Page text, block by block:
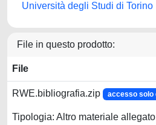
Università degli Studi di Torino
File in questo prodotto:
File
RWE.bibliografia.zip accesso solo
Tipologia: Altro materiale allegato